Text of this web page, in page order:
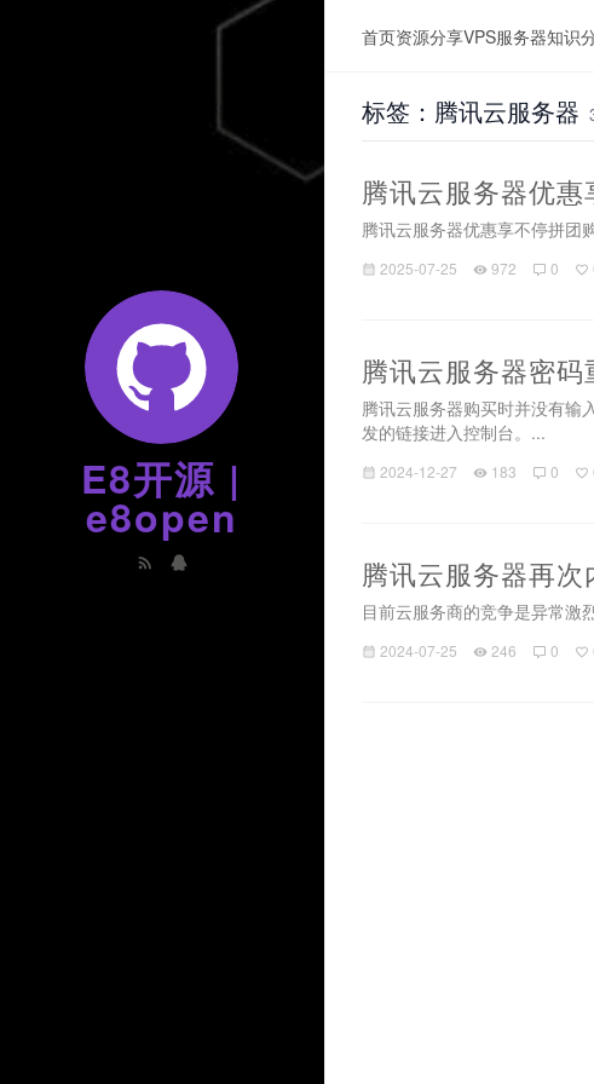
E8开源 |
e8open
首页资源分享VPS服务器知识
标签：腾讯云服务器
腾讯云服务器优
腾讯云服务器优惠享不停拼团
2025-07-25 972 0
腾讯云服务器密码
腾讯云服务器购买时并没有输
发的链接进入控制台。...
2024-12-27 183 0
腾讯云服务器再
目前云服务商的竞争是异常激
2024-07-25 246 0